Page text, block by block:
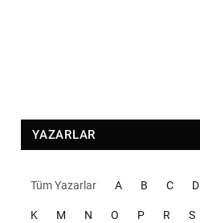
YAZARLAR
Tüm Yazarlar A B C D
K M N O P R S